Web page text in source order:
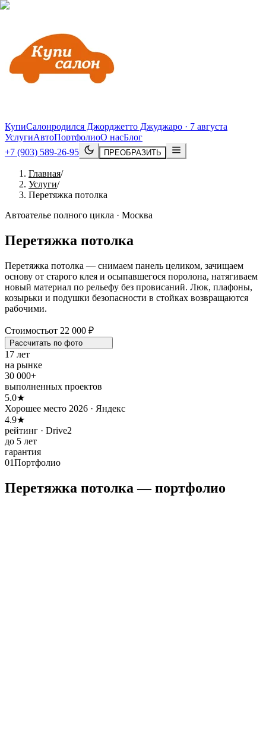
КупиСалонродился Джорджетто Джуджаро · 7 августа
УслугиАвтоПортфолиоО насБлог
+7 (903) 589-26-95
ПРЕОБРАЗИТЬ
Главная/
Услуги/
Перетяжка потолка
Автоателье полного цикла · Москва
Перетяжка потолка
Перетяжка потолка — снимаем панель целиком, зачищаем
основу от старого клея и осыпавшегося поролона, натягиваем
новый материал по рельефу без провисаний. Люк, плафоны,
козырьки и подушки безопасности в стойках возвращаются
рабочими.
Стоимостьот 22 000 ₽
Рассчитать по фото
17 лет
на рынке
30 000+
выполненных проектов
5.0★
Хорошее место 2026 · Яндекс
4.9★
рейтинг · Drive2
до 5 лет
гарантия
01Портфолио
Перетяжка потолка — портфолио